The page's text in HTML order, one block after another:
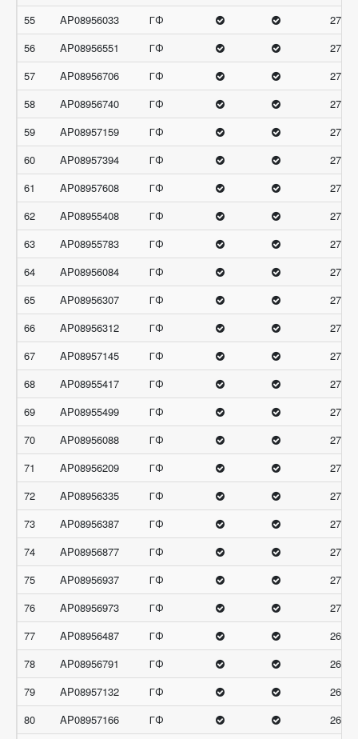
55
AP08956033 ГФ
27.66
56
AP08956551 ГФ
27.66
57
AP08956706 ГФ
27.66
58
AP08956740 ГФ
27.66
59
AP08957159 ГФ
27.66
60
AP08957394 ГФ
27.66
61
AP08957608 ГФ
27.66
62
AP08955408 ГФ
27.33
63
AP08955783 ГФ
27.33
64
AP08956084 ГФ
27.33
65
AP08956307 ГФ
27.33
66
AP08956312 ГФ
27.33
67
AP08957145 ГФ
27.33
68
AP08955417 ГФ
27
69
AP08955499 ГФ
27
70
AP08956088 ГФ
27
71
AP08956209 ГФ
27
72
AP08956335 ГФ
27
73
AP08956387 ГФ
27
74
AP08956877 ГФ
27
75
AP08956937 ГФ
27
76
AP08956973 ГФ
27
77
AP08956487 ГФ
26.66
78
AP08956791 ГФ
26.66
79
AP08957132 ГФ
26.66
80
AP08957166 ГФ
26.66